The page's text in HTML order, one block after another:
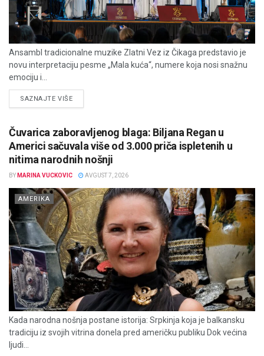
Ansambl tradicionalne muzike Zlatni Vez iz Čikaga predstavio je
novu interpretaciju pesme „Mala kuća“, numere koja nosi snažnu
emociju i...
SAZNAJTE VIŠEDETAILS
Čuvarica zaboravljenog blaga: Biljana Regan u
Americi sačuvala više od 3.000 priča ispletenih u
nitima narodnih nošnji
BY MARINA VUCKOVIC AVGUST 7, 2026
AMERIKA
Kada narodna nošnja postane istorija: Srpkinja koja je balkansku
tradiciju iz svojih vitrina donela pred američku publiku Dok većina
ljudi...